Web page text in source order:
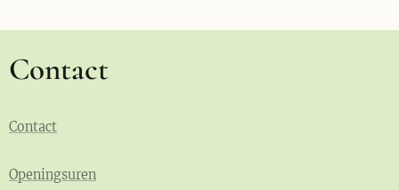
Contact
Contact
Openingsuren